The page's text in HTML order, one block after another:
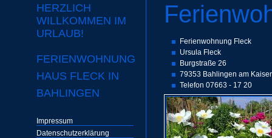
HERZLICH
WILLKOMMEN IM
URLAUB!
FERIENWOHNUNG
HAUS FLECK IN
BAHLINGEN
Impressum
Datenschutzerklärung
Ferienwohnung Fleck
Ursula Fleck
Burgstraße 26
79353 Bahlingen am
Telefon 07663 - 17 20